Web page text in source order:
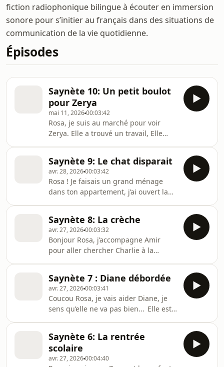
fiction radiophonique bilingue à écouter en immersion
sonore pour s’initier au français dans des situations de
communication de la vie quotidienne.
Épisodes
Saynète 10: Un petit boulot
pour Zerya
mai 11, 202600:03:42
Rosa, je suis au marché pour voir
Zerya. Elle a trouvé un travail, Elle
les consignes d’hygiène. Ah, voilà une
cliente ! EXERCICE Compréhension
orale à partir du podcast Des
nouvelles du 12 bis | Vocabulaire : le
stand du marché, la nourriture |
niveau A1 (exercice + PDF)
Saynète 9: Le chat disparait
avr. 28, 202600:03:42
Rosa ! Je faisais un grand ménage
dans ton appartement, j’ai ouvert la
Compréhension orale à partir du
podcast Des nouvelles du 12 bis |
Vocabulaire : les parties du corps |
niveau A1 (exercice + PDF)
Saynète 8: La crèche
avr. 27, 202600:03:32
Bonjour Rosa, j’accompagne Amir
pour aller chercher Charlie à la
C’est un malentendu… EXERCICE
Compréhension orale à partir du
podcast Des nouvelles du 12 bis |
Vocabulaire : la crèche | niveau A1
(exercice + PDF)
Saynète 7 : Diane débordée
avr. 27, 202600:03:41
Coucou Rosa, je vais aider Diane, je
sens qu’elle ne va pas bien... Elle est
doit s’occuper de tout ! Rosa, je suis
inquiète ! EXERCICE Compréhension
orale à partir du podcast Des
Saynète 6: La rentrée
scolaire
avr. 27, 202600:04:40